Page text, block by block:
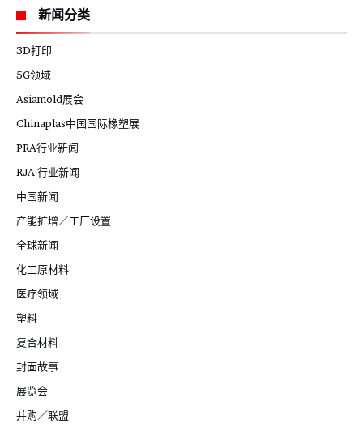
新闻分类
3D打印
5G领域
Asiamold展会
Chinaplas中国国际橡塑展
PRA行业新闻
RJA 行业新闻
中国新闻
产能扩增／工厂设置
全球新闻
化工原材料
医疗领域
塑料
复合材料
封面故事
展览会
并购／联盟